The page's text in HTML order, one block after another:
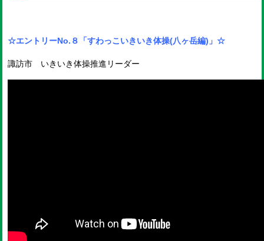
☆エントリーNo.８ 「すわっこいきいき体操(八ヶ岳編)」☆
諏訪市 いきいき体操推進リーダー